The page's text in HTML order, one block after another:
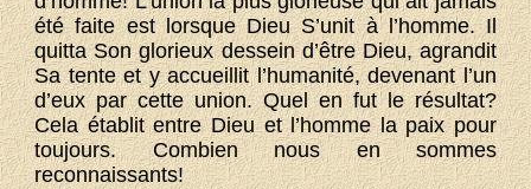
été faite est lorsque Dieu S’unit à l’homme. Il
quitta Son glorieux dessein d’être Dieu, agrandit
Sa tente et y accueillit l’humanité, devenant l’un
d’eux par cette union. Quel en fut le résultat?
Cela établit entre Dieu et l’homme la paix pour
toujours. Combien nous en sommes
reconnaissants!